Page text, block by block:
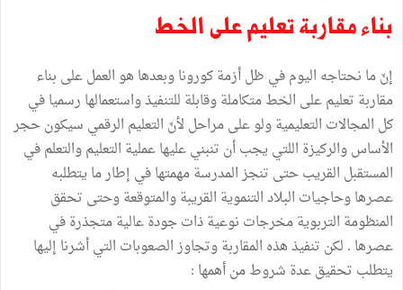
بناء مقاربة تعليم على الخط
إنّ ما نحتاجه اليوم في ظل أزمة كورونا وبعدها هو العمل على بناء
مقاربة تعليم على الخط متكاملة وقابلة للتنفيذ واستعمالها رسميا في
كل المجالات التعليمية ولو على مراحل لأنّ التعليم الرقمي سيكون حجر
الأساس والركيزة اللتي يجب أن تنبني عليها عملية التعليم والتعلم في
المستقبل القريب حتى تنجز المدرسة مهمتها في إطار ما يتطلبه
عصرها وحاجيات البلاد التنموية القريبة والمتوقعة وحتى تحقق
المنظومة التربوية مخرجات نوعية ذات جودة عالية متجذرة في
عصرها . لكن تنفيذ هذه المقاربة وتجاوز الصعوبات التي أشرنا إليها
يتطلب تحقيق عدة شروط من أهمها :